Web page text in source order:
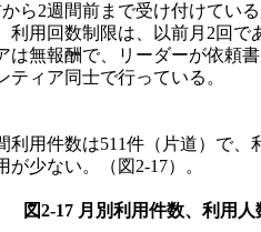
ら2週間前まで受け付けてい
利用回数制限は、以前月2回で
無報酬で、リーダーが依頼
ティア同士で行っている。
用件数は511件（片道）で、
少ない。（図2-17）。
図2-17 月別利用件数、利用